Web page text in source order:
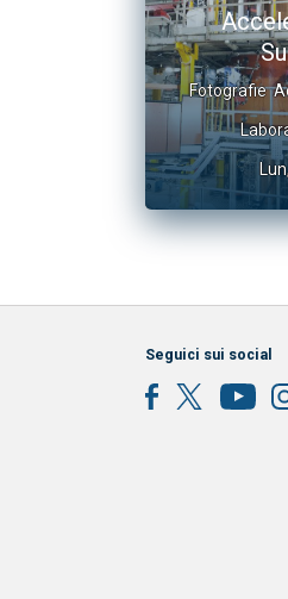
Fotografie
Seguici sui social